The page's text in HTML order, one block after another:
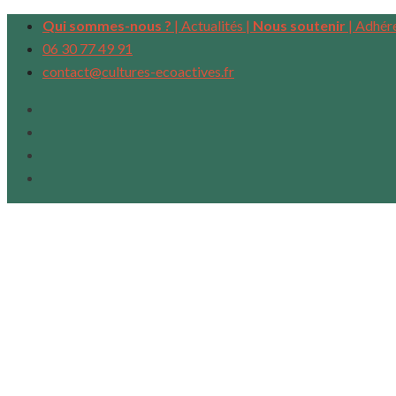
Qui sommes-nous ? | Actualités | Nous soutenir |
06 30 77 49 91
contact@cultures-ecoactives.fr